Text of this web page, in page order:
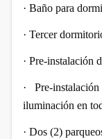
· Baño para
· Tercer
· Pre-instalación
·
Pre-
iluminación en
· Dos (2)